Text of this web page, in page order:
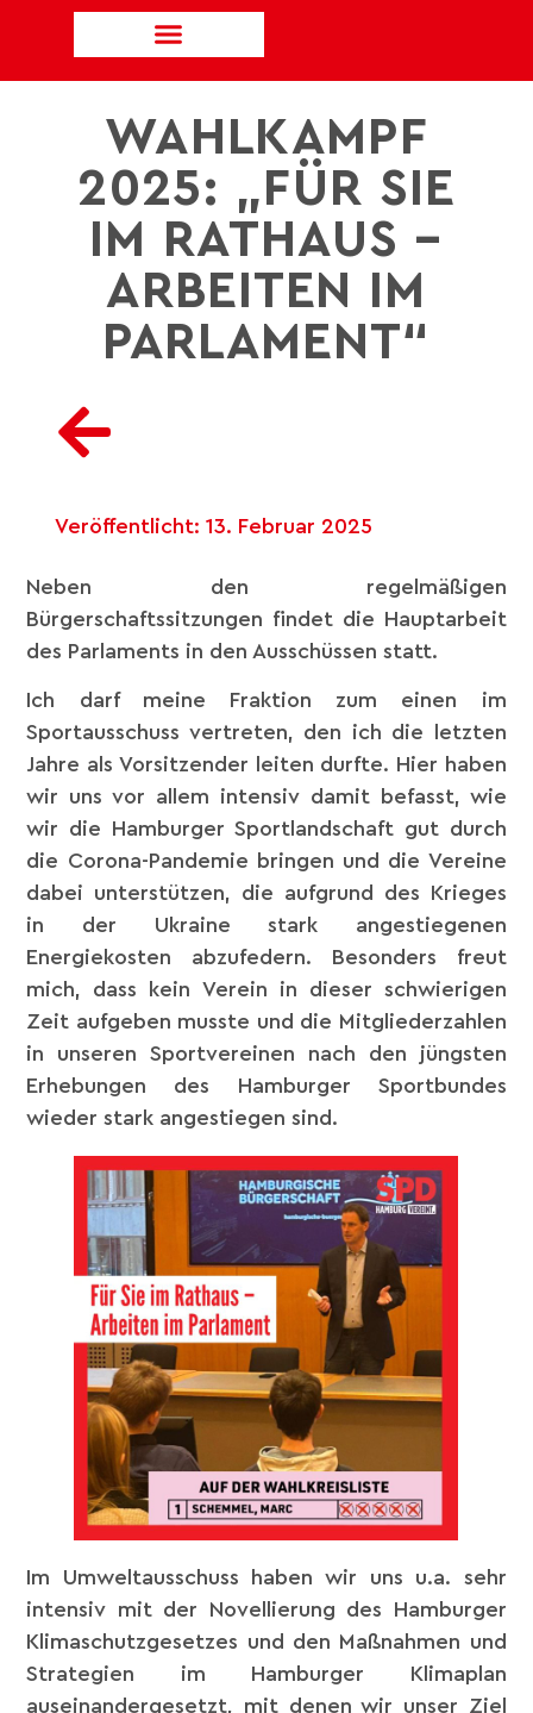
WAHLKAMPF
2025: „FÜR SIE
IM RATHAUS –
ARBEITEN IM
PARLAMENT“
Veröffentlicht: 13. Februar 2025
Neben den regelmäßigen
Bürgerschaftssitzungen findet die Hauptarbeit
des Parlaments in den Ausschüssen statt.
Ich darf meine Fraktion zum einen im
Sportausschuss vertreten, den ich die letzten
Jahre als Vorsitzender leiten durfte. Hier haben
wir uns vor allem intensiv damit befasst, wie
wir die Hamburger Sportlandschaft gut durch
die Corona-Pandemie bringen und die Vereine
dabei unterstützen, die aufgrund des Krieges
in der Ukraine stark angestiegenen
Energiekosten abzufedern. Besonders freut
mich, dass kein Verein in dieser schwierigen
Zeit aufgeben musste und die Mitgliederzahlen
in unseren Sportvereinen nach den jüngsten
Erhebungen des Hamburger Sportbundes
wieder stark angestiegen sind.
Im Umweltausschuss haben wir uns u.a. sehr
intensiv mit der Novellierung des Hamburger
Klimaschutzgesetzes und den Maßnahmen und
Strategien im Hamburger Klimaplan
auseinandergesetzt, mit denen wir unser Ziel